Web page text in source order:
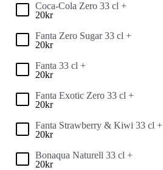
Coca-Cola Zero 33 cl +
20kr
Fanta Zero Sugar 33 cl +
20kr
Fanta 33 cl +
20kr
Fanta Exotic Zero 33 cl +
20kr
Fanta Strawberry & Kiwi 33 cl +
20kr
Bonaqua Naturell 33 cl +
20kr